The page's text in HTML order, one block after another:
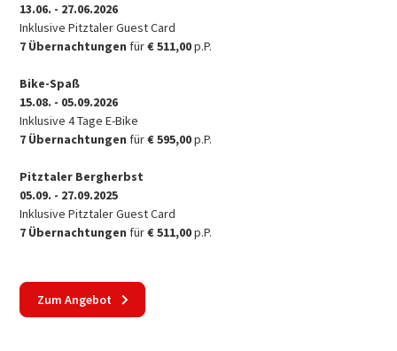
13.06. - 27.06.2026
Inklusive Pitztaler Guest Card
7 Übernachtungen für€ 511,00p.P.
Bike-Spaß
15.08. - 05.09.2026
Inklusive 4 Tage E-Bike
7 Übernachtungen für€ 595,00p.P.
Pitztaler Bergherbst
05.09. - 27.09.2025
Inklusive Pitztaler Guest Card
7 Übernachtungen für€ 511,00p.P.
Zum Angebot